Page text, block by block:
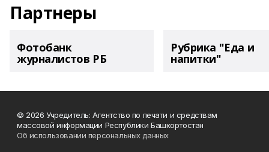
Партнеры
Фотобанк
журналистов РБ
Рубрика "Еда и
напитки"
© 2026 Учредитель: Агентство по печати и средствам
массовой информации Республики Башкортостан
Об использовании персональных данных